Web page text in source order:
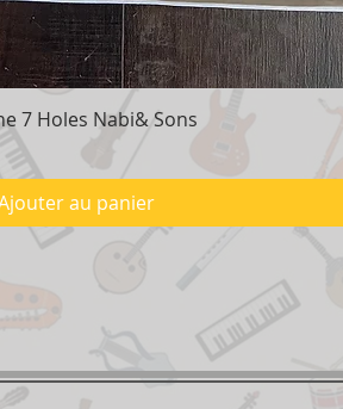
Aperçu rapide
7 Holes Nabi& Sons
au panier